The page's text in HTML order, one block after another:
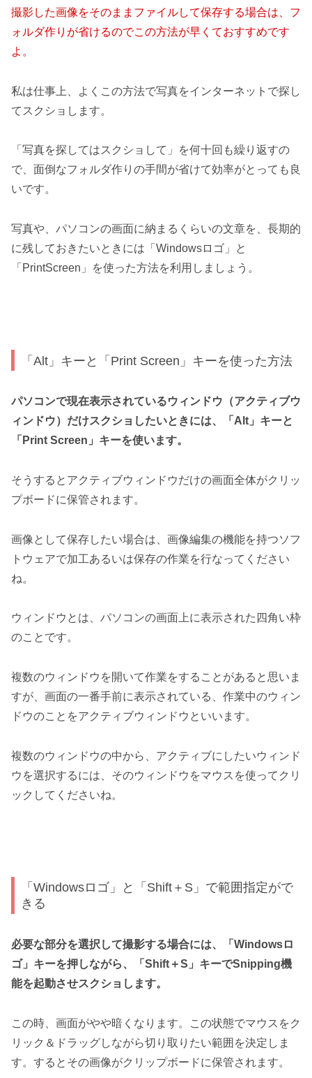
撮影した画像をそのままファイルして保存する場合は、フ
ォルダ作りが省けるのでこの方法が早くておすすめです
よ。
私は仕事上、よくこの方法で写真をインターネットで探し
てスクショします。
「写真を探してはスクショして」を何十回も繰り返すの
で、面倒なフォルダ作りの手間が省けて効率がとっても良
いです。
写真や、パソコンの画面に納まるくらいの文章を、長期的
に残しておきたいときには「Windowsロゴ」と
「PrintScreen」を使った方法を利用しましょう。
「Alt」キーと「Print Screen」キーを使った方法
パソコンで現在表示されているウィンドウ（アクティブウ
ィンドウ）だけスクショしたいときには、「Alt」キーと
「Print Screen」キーを使います。
そうするとアクティブウィンドウだけの画面全体がクリッ
プボードに保管されます。
画像として保存したい場合は、画像編集の機能を持つソフ
トウェアで加工あるいは保存の作業を行なってください
ね。
ウィンドウとは、パソコンの画面上に表示された四角い枠
のことです。
複数のウィンドウを開いて作業をすることがあると思いま
すが、画面の一番手前に表示されている、作業中のウィン
ドウのことをアクティブウィンドウといいます。
複数のウィンドウの中から、アクティブにしたいウィンド
ウを選択するには、そのウィンドウをマウスを使ってクリ
ックしてくださいね。
「Windowsロゴ」と「Shift＋S」で範囲指定がで
きる
必要な部分を選択して撮影する場合には、「Windowsロ
ゴ」キーを押しながら、「Shift＋S」キーでSnipping機
能を起動させスクショします。
この時、画面がやや暗くなります。この状態でマウスをク
リック＆ドラッグしながら切り取りたい範囲を決定しま
す。するとその画像がクリップボードに保管されます。